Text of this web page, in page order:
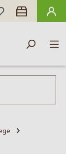
DU HAST 0